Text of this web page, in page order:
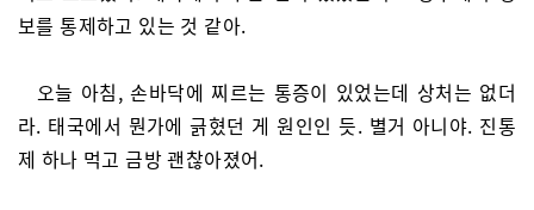
보를 통제하고 있는 것 같아.
오늘 아침, 손바닥에 찌르는 통증이 있었는데 상처는 없더
라. 태국에서 뭔가에 긁혔던 게 원인인 듯. 별거 아니야. 진통
제 하나 먹고 금방 괜찮아졌어.